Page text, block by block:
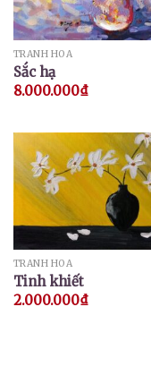
TRANH HOA
Sắc hạ
8.000.000₫
TRANH HOA
Tinh khiết
2.000.000₫